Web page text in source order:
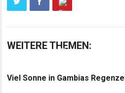
WEITERE THEMEN:
Viel Sonne in Gambias